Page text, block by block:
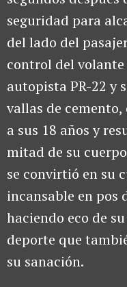
seguridad para
del lado del
control del
autopista PR-22 y
vallas de
a sus 18 años y
mitad de su
se convirtió en su
incansable en pos
haciendo eco de
deporte que
su sanación.